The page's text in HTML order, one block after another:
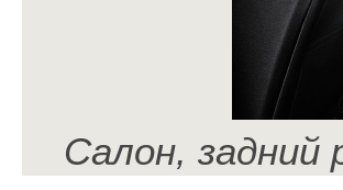
Салон, задний